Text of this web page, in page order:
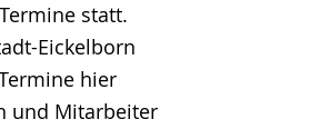
statt.
Eickelborn
hier
und Mitarbeiter